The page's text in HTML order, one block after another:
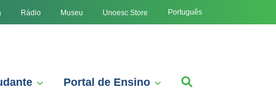
Rádio Museu Unoesc Store Português
Portal de Ensino